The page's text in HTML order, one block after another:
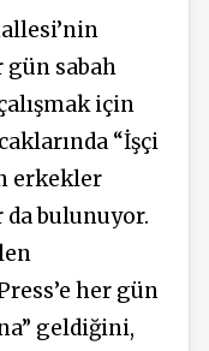
sabah
için
“İşçi
erkekler
da bulunuyor.
her gün
geldiğini,